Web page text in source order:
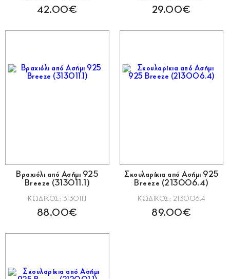
42.00€ 29.00€
Βραχιόλι από Ασήμι 925
Breeze (313011.1)
ΚΩΔΙΚΟΣ: 313011.1
88.00€
Σκουλαρίκια από Ασήμι 925
Breeze (213006.4)
ΚΩΔΙΚΟΣ: 213006.4
89.00€